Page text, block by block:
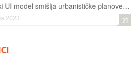
Kineski UI model smišlja urbanističke planove koji za 50 posto nadmašuju ljudske dizajne u tri najmanje metrike: pristupu uslugama, zelenim površinama i protočnosti prometa
2023. 21